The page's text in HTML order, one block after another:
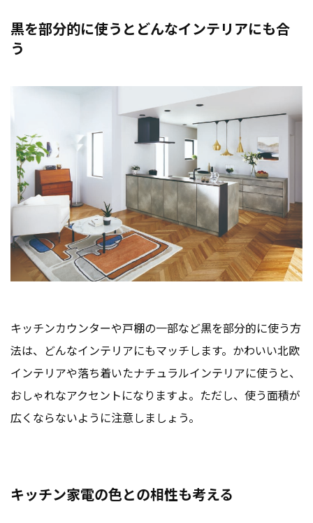
黒を部分的に使うとどんなインテリアにも合
う
キッチンカウンターや戸棚の一部など黒を部分的に使う方
法は、どんなインテリアにもマッチします。かわいい北欧
インテリアや落ち着いたナチュラルインテリアに使うと、
おしゃれなアクセントになりますよ。ただし、使う面積が
広くならないように注意しましょう。
キッチン家電の色との相性も考える